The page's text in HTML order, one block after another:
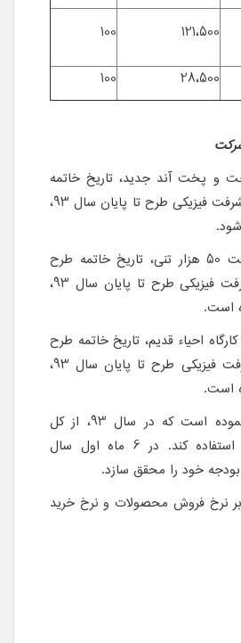
121،500
100
28،500 100
و پخت آند جدید، تاریخ خاتمه
طرح دی ماه 94، پیشرفت فیزیکی طرح تا پایان سال 93،
- احداث کارگاه ریخت 50 هزار تنی، تاریخ خاتمه طرح
اسفند ماه 93، پیشرفت فیزیکی طرح تا پایان سال 93،
- بهینه سازی خط 3 کارگاه احیاء قدیم، تاریخ خاتمه طرح
مرداد ماه 93، پیشرفت فیزیکی طرح تا پایان سال 93،
شرکت پیش بینی نموده است که در سال 93، از کل
ظرفیت اسمی خود استفاده کند. در 6 ماه اول سال
بر نرخ فروش محصولات و نرخ خرید